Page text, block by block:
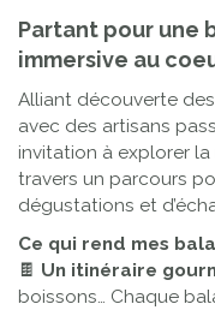
Partant pour une
immersive au
Alliant découverte
avec des artisans
invitation à explorer
travers un parcours
dégustations et
Ce qui rend mes
🍫 Un itinéraire
boissons… Chaque